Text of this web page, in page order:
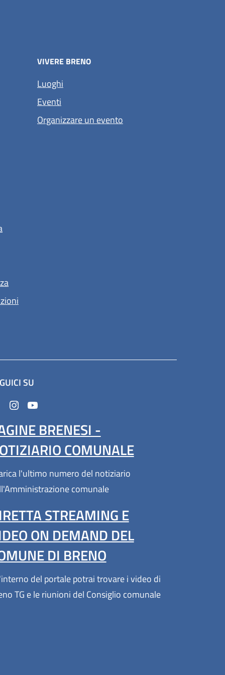
VIVERE BRENO
Luoghi
Eventi
Organizzare un evento
scheda).
SU
BRENESI -
COMUNALE
l'ultimo numero del notiziario
comunale
STREAMING E
ON DEMAND DEL
DI BRENO
del portale potrai trovare i video di
TG e le riunioni del Consiglio comunale